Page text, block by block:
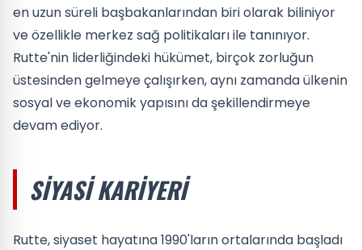
en uzun süreli başbakanlarından biri olarak biliniyor
ve özellikle merkez sağ politikaları ile tanınıyor.
Rutte'nin liderliğindeki hükümet, birçok zorluğun
üstesinden gelmeye çalışırken, aynı zamanda ülkenin
sosyal ve ekonomik yapısını da şekillendirmeye
devam ediyor.
SIYASI KARIYERI
Rutte, siyaset hayatına 1990'ların ortalarında başladı